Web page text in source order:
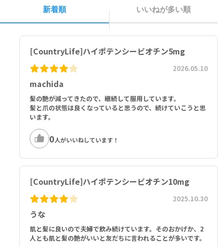
Other Ingredients: Cellulose, Cellulose (Capsule Shell).
1カプセルあたり：
ビオチン（d-ビオチン） 10,000mcg(10mg)
その他の成分：セルロース、セルロース（カプセル被包材）
新着順 いいねが多い順
[CountryLife]ハイポテンシービオチン5mg
machida
2026.05.10
髪の艶が減ってきたので、継続して服用しています。
髪と爪の状態は良くなっていると思うので、続けていこうと思
います。
0人がいいねしています！
[CountryLife]ハイポテンシービオチン10mg
うな
2025.10.30
肌と髪に良いので夫婦で飲み続けています。そのおかげか、2
人とも肌と髪の艶がいいと友だちに言われることが多いです。